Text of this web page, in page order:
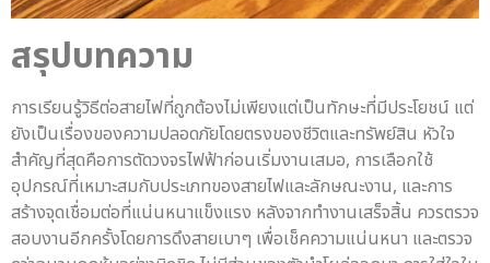
สรุปบทความ
การเรียนรู้วิธีต่อสายไฟที่ถูกต้องไม่เพียงแต่เป็นทักษะที่มีประโยชน์ แต่
ยังเป็นเรื่องของความปลอดภัยโดยตรงของชีวิตและทรัพย์สิน หัวใจ
สำคัญที่สุดคือการตัดวงจรไฟฟ้าก่อนเริ่มงานเสมอ, การเลือกใช้
อุปกรณ์ที่เหมาะสมกับประเภทของสายไฟและลักษณะงาน, และการ
สร้างจุดเชื่อมต่อที่แน่นหนาแข็งแรง หลังจากทำงานเสร็จสิ้น ควรตรวจ
สอบงานอีกครั้งโดยการดึงสายเบาๆ เพื่อเช็คความแน่นหนา และตรวจ